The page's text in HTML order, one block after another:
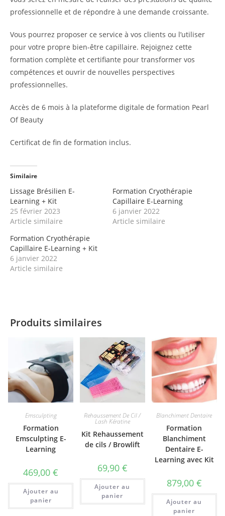
professionnelle et de répondre à une demande croissante.
Vous pourrez proposer ce service à vos clients ou l’utiliser
pour votre propre bien-être capillaire. Rejoignez cette
formation complète et certifiante pour transformer vos
compétences et ouvrir de nouvelles perspectives
professionnelles.
Accès de 6 mois à la plateforme digitale de formation Pearl
Of Beauty
Certificat de fin de formation inclus.
Similaire
Lissage Brésilien E-
Learning + Kit
25 février 2023
Article similaire
Formation Cryothérapie
Capillaire E-Learning
6 janvier 2022
Article similaire
Formation Cryothérapie
Capillaire E-Learning + Kit
6 janvier 2022
Article similaire
Produits similaires
Emsculpting
Formation
Emsculpting E-
Learning
469,00€
Ajouter au
panier
Rehaussement De Cil /
Lash Kératine
Kit Rehaussement
de cils / Browlift
69,90 €
Ajouter au
panier
Blanchiment Dentaire
Formation
Blanchiment
Dentaire E-
Learning avec Kit
879,00 €
Ajouter au
panier